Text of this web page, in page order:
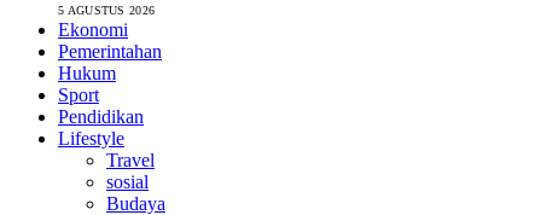
5 AGUSTUS 2026
Ekonomi
Pemerintahan
Hukum
Sport
Pendidikan
Lifestyle
Travel
sosial
Budaya